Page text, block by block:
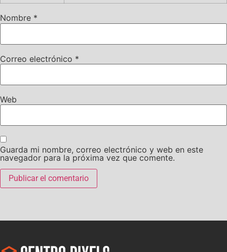
Nombre *
Correo electrónico *
Web
Guarda mi nombre, correo electrónico y web en este
navegador para la próxima vez que comente.